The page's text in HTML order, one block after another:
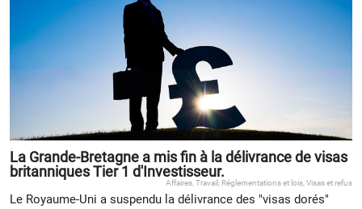
La Grande-Bretagne a mis fin à la délivrance de visas
britanniques Tier 1 d'Investisseur.
Affaires,Travail, Réglementations et lois,Visas et refus
Le Royaume-Uni a suspendu la délivrance des "visas dorés"